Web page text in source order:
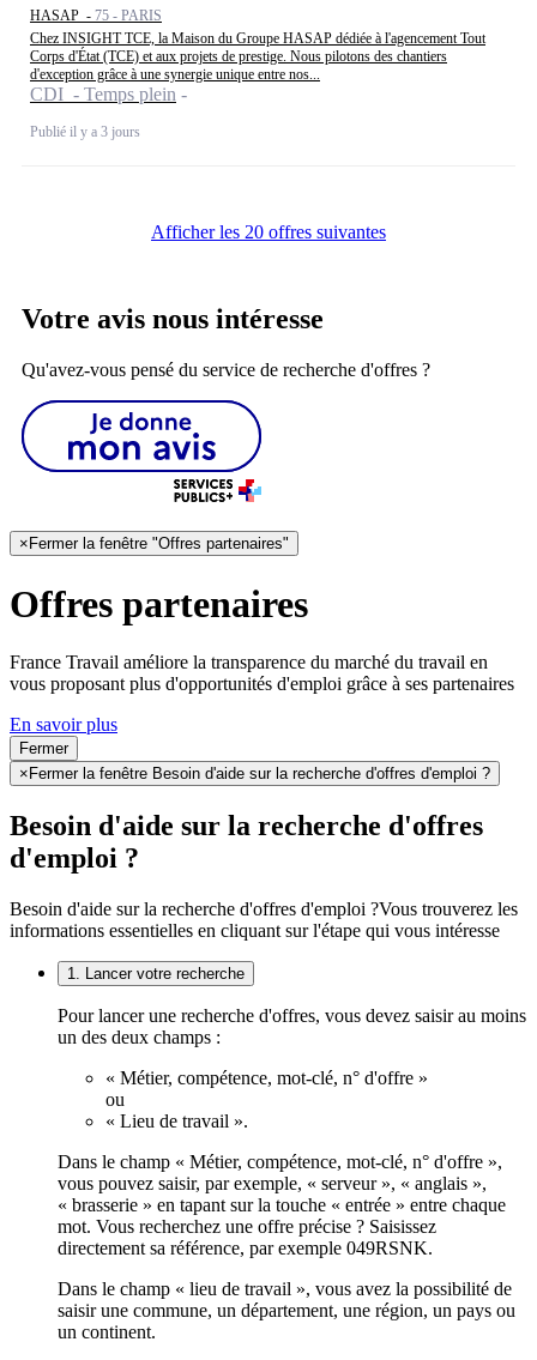
HASAP - 75 - PARIS
Chez INSIGHT TCE, la Maison du Groupe HASAP dédiée à l'agencement Tout
Corps d'État (TCE) et aux projets de prestige. Nous pilotons des chantiers
d'exception grâce à une synergie unique entre nos...
CDI - Temps plein
Publié il y a 3 jours
Afficher les 20 offres suivantes
Votre avis nous intéresse
Qu'avez-vous pensé du service de recherche d'offres ?
× Fermer la fenêtre "Offres partenaires"
Offres partenaires
France Travail améliore la transparence du marché du travail en
vous proposant plus d'opportunités d'emploi grâce à ses partenaires
En savoir plus
Fermer
× Fermer la fenêtre Besoin d'aide sur la recherche d'offres d'emploi ?
Besoin d'aide sur la recherche d'offres
d'emploi ?
Besoin d'aide sur la recherche d'offres d'emploi ?Vous trouverez les
informations essentielles en cliquant sur l'étape qui vous intéresse
1. Lancer votre recherche
Pour lancer une recherche d'offres, vous devez saisir au moins
un des deux champs :
« Métier, compétence, mot-clé, n° d'offre »
ou
« Lieu de travail ».
Dans le champ « Métier, compétence, mot-clé, n° d'offre »,
vous pouvez saisir, par exemple, « serveur », « anglais »,
« brasserie » en tapant sur la touche « entrée » entre chaque
mot. Vous recherchez une offre précise ? Saisissez
directement sa référence, par exemple 049RSNK.
Dans le champ « lieu de travail », vous avez la possibilité de
saisir une commune, un département, une région, un pays ou
un continent.